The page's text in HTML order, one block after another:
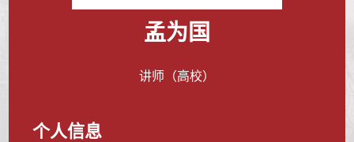
孟为国
讲师（高校）
个人信息